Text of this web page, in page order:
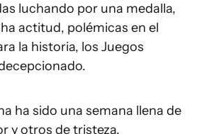
luchando por una medalla,
actitud, polémicas en el
la historia, los Juegos
ha sido una semana llena de
y otros de tristeza.